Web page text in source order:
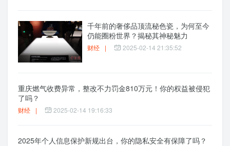
千年前的奢侈品顶流秘色瓷，为何至今
仍能圈粉世界？揭秘其神秘魅力
财经 | 2025-02-14 21:35:52
重庆燃气收费异常，整改不力罚金810万元！你的权益被侵犯
了吗？
财经 | 2025-02-14 19:16:33
2025年个人信息保护新规出台，你的隐私安全有保障了吗？